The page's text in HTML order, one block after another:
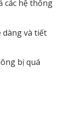
các hệ thống
dàng và tiết
bị quá